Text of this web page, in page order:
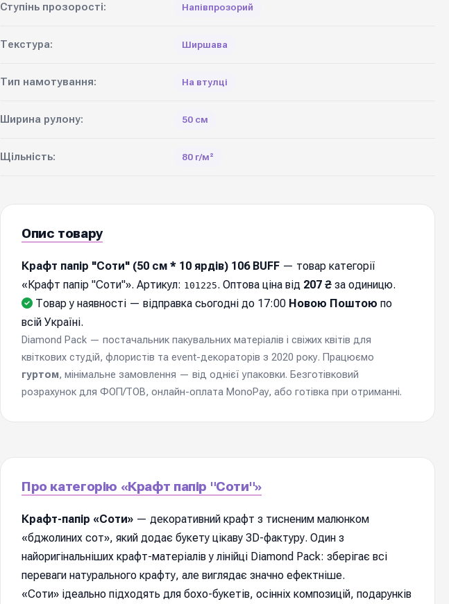
Ступінь прозорості: Напівпрозорий
Текстура: Ширшава
Тип намотування: На втулці
Ширина рулону: 50 см
Щільність: 80 г/м²
Опис товару
Крафт папір "Соти" (50 см * 10 ярдів) 106 BUFF — товар категорії
«Крафт папір "Соти"». Артикул: 101225. Оптова ціна від 207 ₴ за одиницю.
Товар у наявності — відправка cьогодні до 17:00 Новою Поштою по
всій Україні.
Diamond Pack — постачальник пакувальних матеріалів і свіжих квітів для
квіткових студій, флористів та event-декораторів з 2020 року. Працюємо
гуртом, мінімальне замовлення — від однієї упаковки. Безготівковий
розрахунок для ФОП/ТОВ, онлайн-оплата MonoPay, або готівка при отриманні.
Про категорію «Крафт папір "Соти"»
Крафт-папір «Соти» — декоративний крафт з тисненим малюнком
«бджолиних сот», який додає букету цікаву 3D-фактуру. Один з
найоригінальніших крафт-матеріалів у лінійці Diamond Pack: зберігає всі
переваги натурального крафту, але виглядає значно ефектніше.
«Соти» ідеально підходять для бохо-букетів, осінніх композицій, подарунків